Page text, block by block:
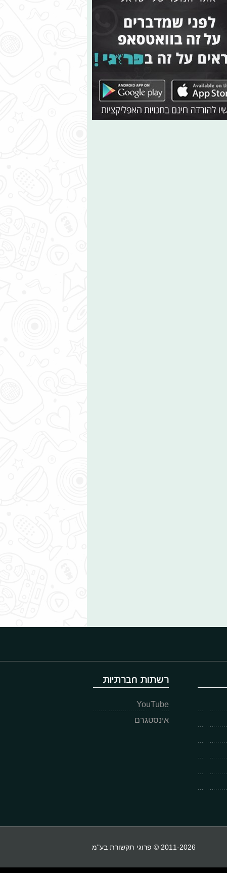
רשתות חברתיות
YouTube
אינסטגרם
2011-2026 © פרוגי תקשורת בע"מ